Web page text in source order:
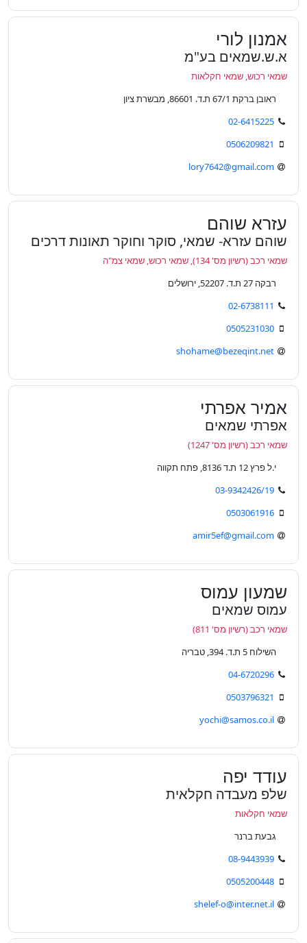
אמנון לורי
א.ש.שמאים בע"מ
שמאי רכוש, שמאי חקלאות
ראובן ברקת 67/1 ת.ד. 86601, מבשרת ציון
02-6415225
0506209821
lory7642@gmail.com
עזרא שוהם
שוהם עזרא- שמאי, סוקר וחוקר תאונות דרכים
שמאי רכב (רשיון מס' 134), שמאי רכוש, שמאי צמ"ה
רבקה 27 ת.ד. 52207, ירושלים
02-6738111
0505231030
shohame@bezeqint.net
אמיר אפרתי
אפרתי שמאים
שמאי רכב (רשיון מס' 1247)
י.ל פרץ 12 ת.ד 8136, פתח תקווה
03-9342426/19
0503061916
amir5ef@gmail.com
שמעון עמוס
עמוס שמאים
שמאי רכב (רשיון מס' 811)
השילוח 5 ת.ד. 394, טבריה
04-6720296
0503796321
yochi@samos.co.il
עודד יפה
שלפ מעבדה חקלאית
שמאי חקלאות
גבעת ברנר
08-9443939
0505200448
shelef-o@inter.net.il